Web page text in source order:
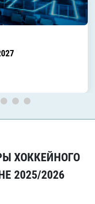
ХОККЕЙНОГО
2025/2026